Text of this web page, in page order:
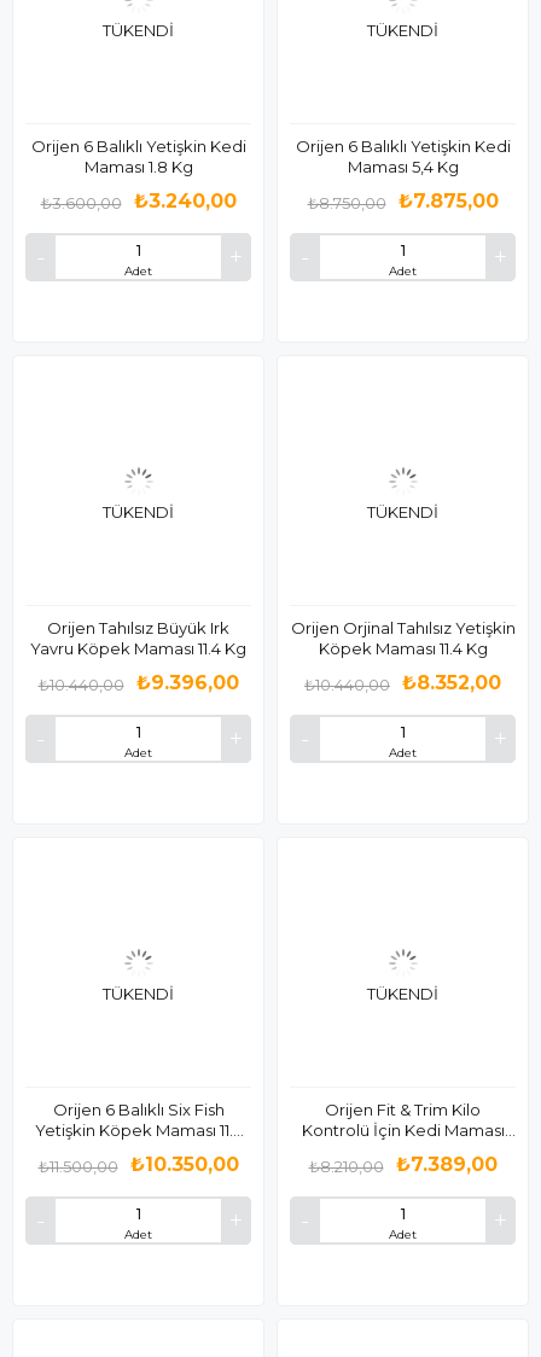
TÜKENDI
Orijen 6 Balıklı Yetişkin Kedi
Maması 1.8 Kg
Adet
₺3.240,00
₺3.600,00
TÜKENDI
Orijen 6 Balıklı Yetişkin Kedi
Maması 5,4 Kg
Adet
₺7.875,00
₺8.750,00
TÜKENDI
Orijen Tahılsız Büyük Irk
Yavru Köpek Maması 11.4 Kg
Adet
₺9.396,00
₺10.440,00
TÜKENDI
Orijen Orjinal Tahılsız Yetişkin
Köpek Maması 11.4 Kg
Adet
₺8.352,00
₺10.440,00
TÜKENDI
Orijen 6 Balıklı Six Fish
Yetişkin Köpek Maması 11.3
Adet
₺10.350,00
₺11.500,00
TÜKENDI
Orijen Fit & Trim Kilo
Kontrolü İçin Kedi Maması
Adet
₺7.389,00
₺8.210,00